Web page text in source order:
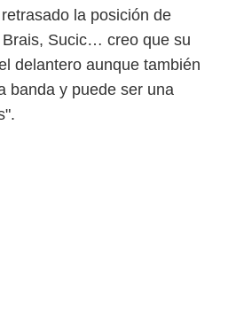
la posición de
Brais, Sucic… creo que su
delantero aunque también
banda y puede ser una